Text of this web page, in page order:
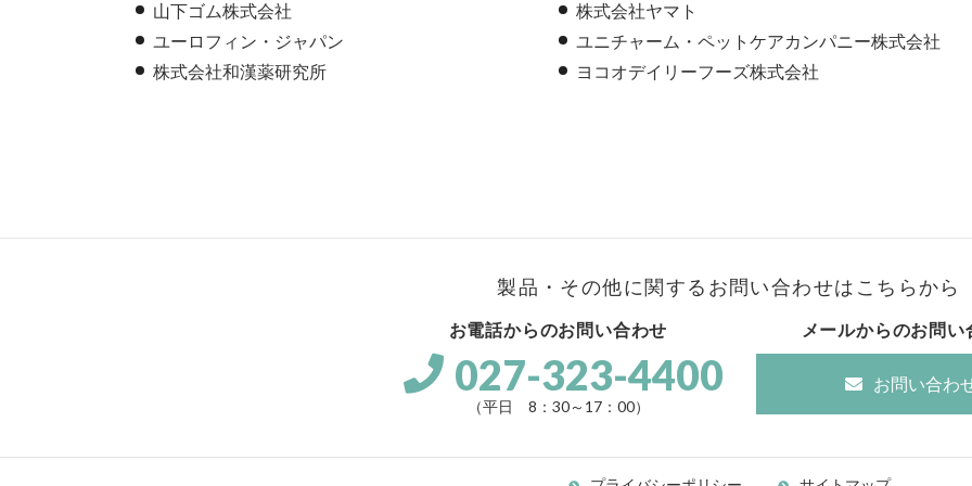
山下ゴム株式会社
株式会社ヤマト
ユーロフィン・ジャパン
ユニチャーム・ペットケアカンパニー株式会社
株式会社和漢薬研究所
ヨコオデイリーフーズ株式会社
製品・その他に関する お問い合わせはこちらから
お電話からのお問い合わせ
027-323-4400
（平日 8：30～17：00）
メールからのお問い
お問い合わ